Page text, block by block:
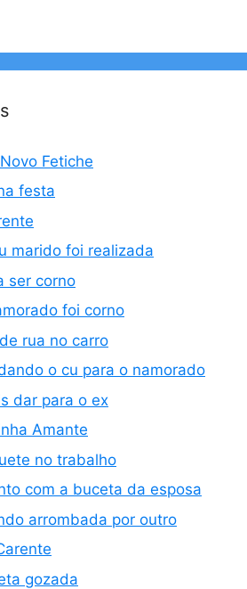
Fetiche
festa
marido foi realizada
ser corno
foi corno
rua no carro
o cu para o namorado
dar para o ex
Amante
no trabalho
com a buceta da esposa
arrombada por outro
gozada